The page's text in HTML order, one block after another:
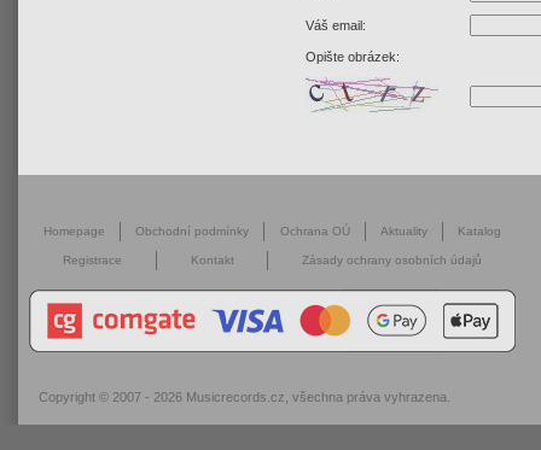
Váš email:
Opište obrázek:
Homepage Obchodní podmínky Ochrana OÚ Aktuality Katalog
Registrace Kontakt Zásady ochrany osobních údajů
Copyright © 2007 - 2026 Musicrecords.cz , všechna práva vyhrazena.